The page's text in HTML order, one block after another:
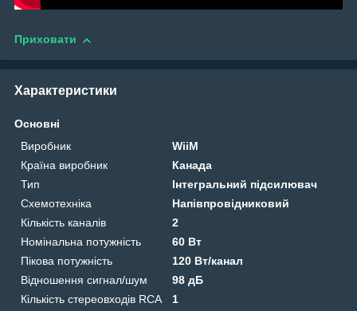
Приховати
Характеристики
Основні
Виробник
WiiM
Країна виробник
Канада
Тип
Інтегральний підсилювач
Схемотехніка
Напівпровідниковий
Кількість каналів
2
Номінальна потужність
60 Вт
Пікова потужність
120 Вт/канал
Відношення сигнал/шум
98 дБ
Кількість стереовходів RCA
1